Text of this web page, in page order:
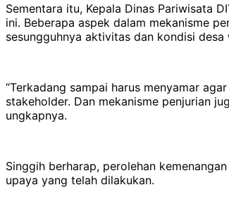
Sementara itu, Kepala Dinas Pariwisata
ini. Beberapa aspek dalam mekanisme
sesungguhnya aktivitas dan kondisi desa
“Terkadang sampai harus menyamar
stakeholder. Dan mekanisme penjurian
ungkapnya.
Singgih berharap, perolehan
upaya yang telah dilakukan.